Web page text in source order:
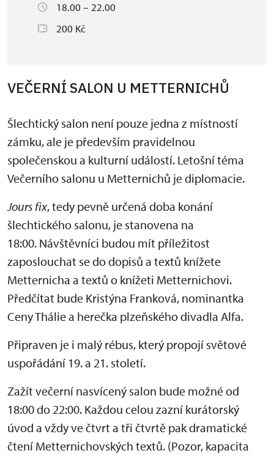
18.00 – 22.00
200 Kč
VEČERNÍ SALON U METTERNICHŮ
Šlechtický salon není pouze jedna z místností
zámku, ale je především pravidelnou
společenskou a kulturní událostí. Letošní téma
Večerního salonu u Metternichů je diplomacie.
Jours fix, tedy pevně určená doba konání
šlechtického salonu, je stanovena na
18:00. Návštěvníci budou mít příležitost
zaposlouchat se do dopisů a textů knížete
Metternicha a textů o knížeti Metternichovi.
Předčítat bude Kristýna Franková, nominantka
Ceny Thálie a herečka plzeňského divadla Alfa.
Připraven je i malý rébus, který propojí světové
uspořádání 19. a 21. století.
Zažít večerní nasvícený salon bude možné od
18:00 do 22:00. Každou celou zazní kurátorský
úvod a vždy ve čtvrt a tři čtvrtě pak dramatické
čtení Metternichovských textů. (Pozor, kapacita